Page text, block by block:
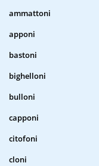
ammattoni
apponi
bastoni
bighelloni
bulloni
capponi
citofoni
cloni